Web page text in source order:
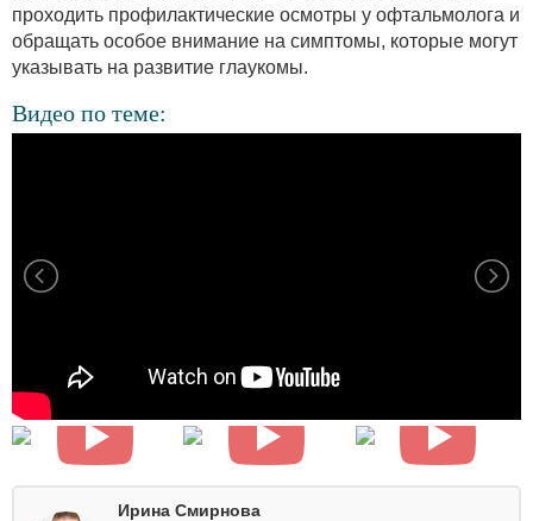
проходить профилактические осмотры у офтальмолога и
обращать особое внимание на симптомы, которые могут
указывать на развитие глаукомы.
Видео по теме:
Ирина Смирнова